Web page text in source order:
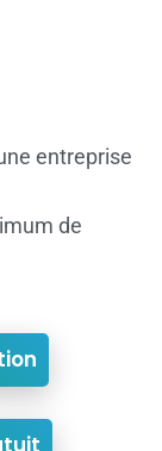
entreprise
de